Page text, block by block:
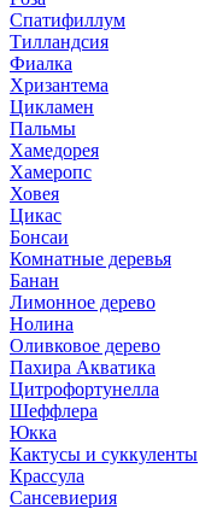
Спатифиллум
Тилландсия
Фиалка
Хризантема
Цикламен
Пальмы
Хамедорея
Хамеропс
Ховея
Цикас
Бонсаи
Комнатные деревья
Банан
Лимонное дерево
Нолина
Оливковое дерево
Пахира Акватика
Цитрофортунелла
Шеффлера
Юкка
Кактусы и суккуленты
Крассула
Сансевиерия